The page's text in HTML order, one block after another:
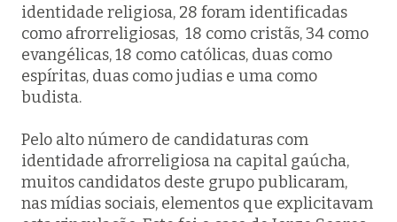
identidade religiosa, 28 foram identificadas
como afrorreligiosas, 18 como cristãs, 34 como
evangélicas, 18 como católicas, duas como
espíritas, duas como judias e uma como
budista.
Pelo alto número de candidaturas com
identidade afrorreligiosa na capital gaúcha,
muitos candidatos deste grupo publicaram,
nas mídias sociais, elementos que explicitavam